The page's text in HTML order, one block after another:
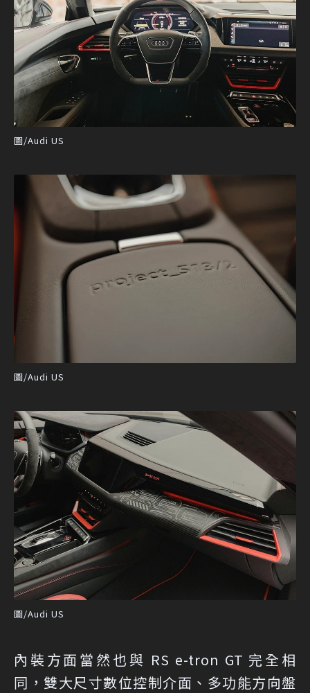
圖/Audi US
圖/Audi US
圖/Audi US
內裝方面當然也與 RS e-tron GT 完全相
同，雙大尺寸數位控制介面、多功能方向盤